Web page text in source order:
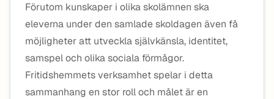
Förutom kunskaper i olika skolämnen ska
eleverna under den samlade skoldagen även få
möjligheter att utveckla självkänsla, identitet,
samspel och olika sociala förmågor.
Fritidshemmets verksamhet spelar i detta
sammanhang en stor roll och målet är en